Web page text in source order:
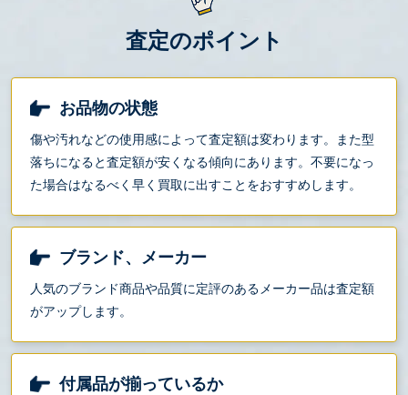
査定のポイント
お品物の状態
傷や汚れなどの使用感によって査定額は変わります。また型
落ちになると査定額が安くなる傾向にあります。不要になっ
た場合はなるべく早く買取に出すことをおすすめします。
ブランド、メーカー
人気のブランド商品や品質に定評のあるメーカー品は査定額
がアップします。
付属品が揃っているか